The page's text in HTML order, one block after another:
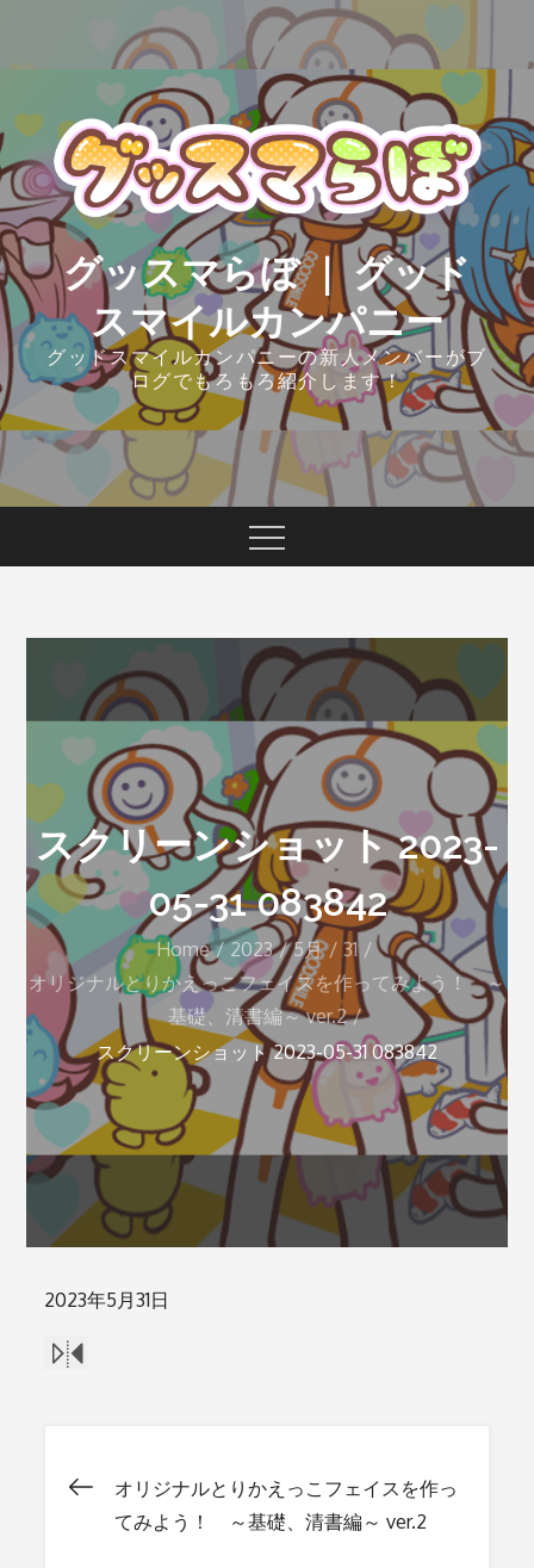
グッスマらぼ ｜ グッド
スマイルカンパニー
グッドスマイルカンパニーの新人メンバーがブ
ログでもろもろ紹介します！
スクリーンショット 2023-
05-31 083842
Home 2023 5月
31
オリジナルとりかえっこフェイスを作ってみよう！ ～
基礎、清書編～ ver.2
スクリーンショット 2023-05-31 083842
Posted
2023年5月31日
投オリジナルとりかえっこフェイスを作っ
てみよう！ ～基礎、清書編～ ver.2